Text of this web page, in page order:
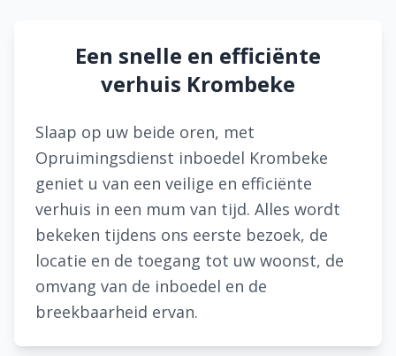
Een snelle en efficiënte
verhuis Krombeke
Slaap op uw beide oren, met
Opruimingsdienst inboedel Krombeke
geniet u van een veilige en efficiënte
verhuis in een mum van tijd. Alles wordt
bekeken tijdens ons eerste bezoek, de
locatie en de toegang tot uw woonst, de
omvang van de inboedel en de
breekbaarheid ervan.